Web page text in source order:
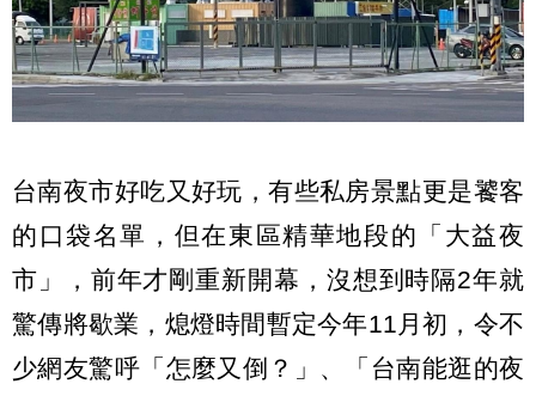
台南夜市好吃又好玩，有些私房景點更是饕客
的口袋名單，但在東區精華地段的「大益夜
市」，前年才剛重新開幕，沒想到時隔2年就
驚傳將歇業，熄燈時間暫定今年11月初，令不
少網友驚呼「怎麼又倒？」、「台南能逛的夜